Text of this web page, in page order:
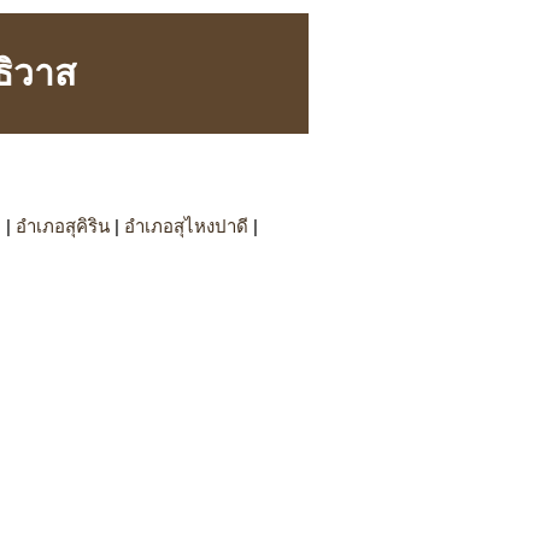
วาส
| อำเภอสุคิริน | อำเภอสุไหงปาดี |